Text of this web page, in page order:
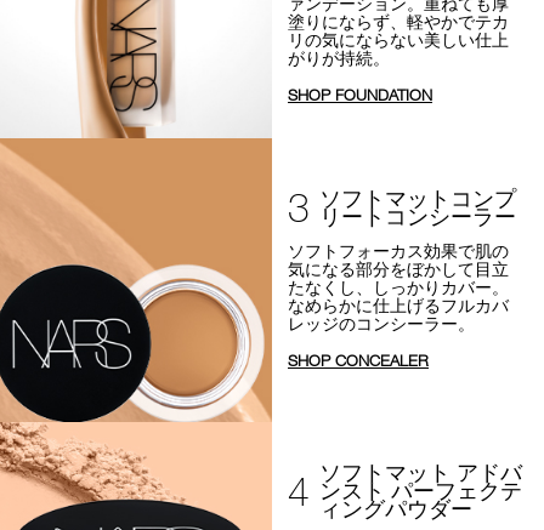
塗りにならず、軽やかでテカ
リの気にならない美しい仕上
がりが持続。
SHOP FOUNDATION
3 ソフトマットコンプ
リートコンシーラー
ソフトフォーカス効果で肌の
気になる部分をぼかして目立
たなくし、しっかりカバー。
なめらかに仕上げるフルカバ
レッジのコンシーラー。
SHOP CONCEALER
4 ソフトマット アドバ
ンスト パーフェクテ
ィングパウダー